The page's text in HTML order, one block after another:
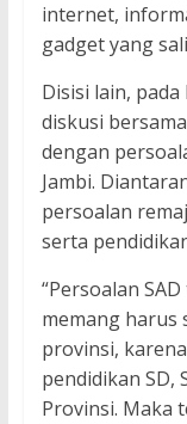
internet,
gadget yang
Disisi lain,
diskusi
dengan
Jambi.
persoalan
serta
“Persoalan
memang harus
provinsi,
pendidikan SD,
Provinsi. Maka